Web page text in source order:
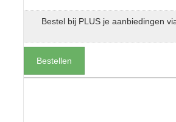
Bestel bij PLUS je aanbiedingen
Bestellen